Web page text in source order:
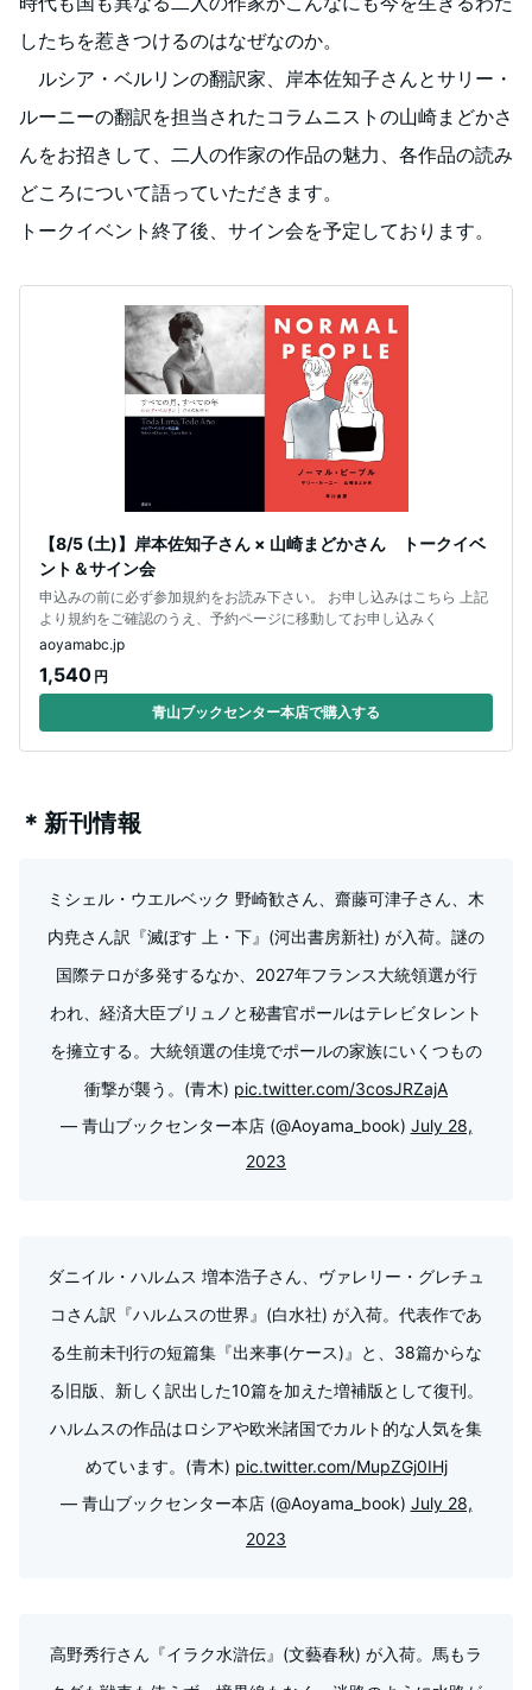
したちを惹きつけるのはなぜなのか。
ルシア・ベルリンの翻訳家、岸本佐知子さんとサリー・
ルーニーの翻訳を担当されたコラムニストの山崎まどかさ
んをお招きして、二人の作家の作品の魅力、各作品の読み
どころについて語っていただきます。
トークイベント終了後、サイン会を予定しております。
【8/5 (土)】岸本佐知子さん × 山崎まどかさん トークイベ
ント＆サイン会
申込みの前に必ず参加規約をお読み下さい。 お申し込みはこちら 上記
より規約をご確認のうえ、予約ページに移動してお申し込みく
aoyamabc.jp
1,540 円
青山ブックセンター本店で購入する
＊新刊情報
ミシェル・ウエルベック 野崎歓さん、齋藤可津子さん、木
内尭さん訳『滅ぼす 上・下』(河出書房新社) が入荷。謎の
国際テロが多発するなか、2027年フランス大統領選が行
われ、経済大臣ブリュノと秘書官ポールはテレビタレント
を擁立する。大統領選の佳境でポールの家族にいくつもの
衝撃が襲う。(青木) pic.twitter.com/3cosJRZajA
— 青山ブックセンター本店 (@Aoyama_book) July 28,
2023
ダニイル・ハルムス 増本浩子さん、ヴァレリー・グレチュ
コさん訳『ハルムスの世界』(白水社) が入荷。代表作であ
る生前未刊行の短篇集『出来事(ケース)』と、38篇からな
る旧版、新しく訳出した10篇を加えた増補版として復刊。
ハルムスの作品はロシアや欧米諸国でカルト的な人気を集
めています。(青木) pic.twitter.com/MupZGj0IHj
— 青山ブックセンター本店 (@Aoyama_book) July 28,
2023
高野秀行さん『イラク水滸伝』(文藝春秋) が入荷。馬もラ